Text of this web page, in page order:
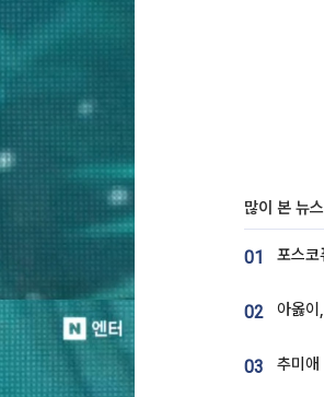
많이 본 뉴스
01
02
03